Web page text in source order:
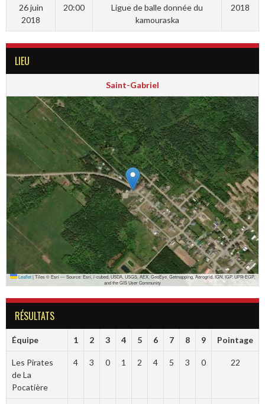
26 juin
2018
20:00
Ligue de balle donnée du
kamouraska
2018
LIEU
Saint-Gabriel
Leaflet|Tiles © Esri — Source: Esri, i-cubed, USDA, USGS, AEX, GeoEye, Getmapping, Aerogrid, IGN, IGP, UPR-EGP,
and the GIS User Community
RÉSULTATS
Équipe 1 2 3 4 5 6 7 8 9 Pointage
Les Pirates
de La
Pocatière
4 3 0 1 2 4 5 3 0 22